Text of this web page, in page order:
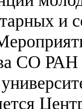
и
СО РАН